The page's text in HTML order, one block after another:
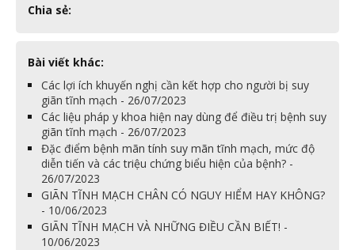
Chia sẻ:
Bài viết khác:
Các lợi ích khuyến nghị cần kết hợp cho người bị suy
giãn tĩnh mạch - 26/07/2023
Các liệu pháp y khoa hiện nay dùng để điều trị bệnh suy
giãn tĩnh mạch - 26/07/2023
Đặc điểm bệnh mãn tính suy mãn tĩnh mạch, mức độ
diễn tiến và các triệu chứng biểu hiện của bệnh? -
26/07/2023
GIÃN TĨNH MẠCH CHÂN CÓ NGUY HIỂM HAY KHÔNG?
- 10/06/2023
GIÃN TĨNH MẠCH VÀ NHỮNG ĐIỀU CẦN BIẾT! -
10/06/2023